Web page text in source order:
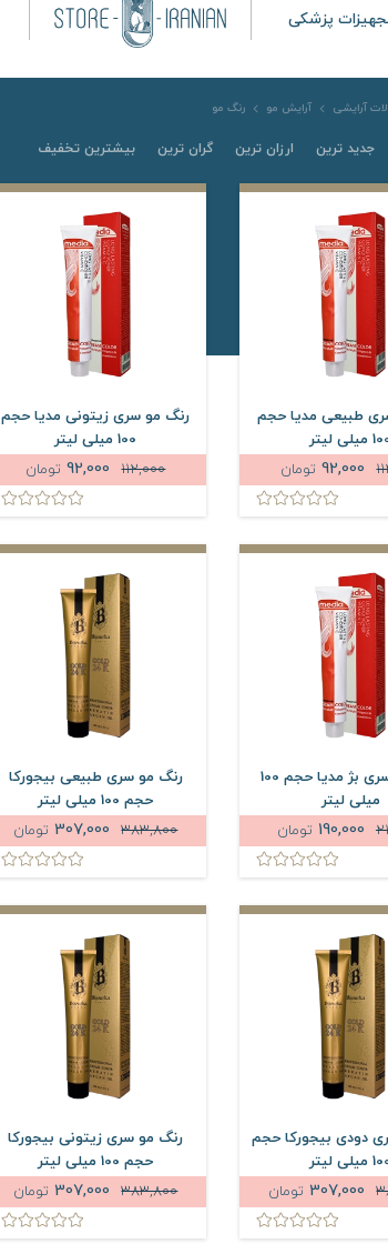
پزشکی
آرایشی آرایش مو رنگ مو
جدید ترین ارزان ترین گران ترین بیشترین تخفیف
طبیعی مدیا حجم
لیتر
تومان
رنگ مو سری زیتونی مدیا حجم
100 میلی لیتر
112,000
تومان
رنگ مو سری بژ مدیا حجم 100
میلی لیتر
تومان
رنگ مو سری طبیعی بیجورکا
حجم 100 میلی لیتر
383,800
تومان
دودی بیجورکا حجم
لیتر
تومان
رنگ مو سری زیتونی بیجورکا
حجم 100 میلی لیتر
383,800
تومان